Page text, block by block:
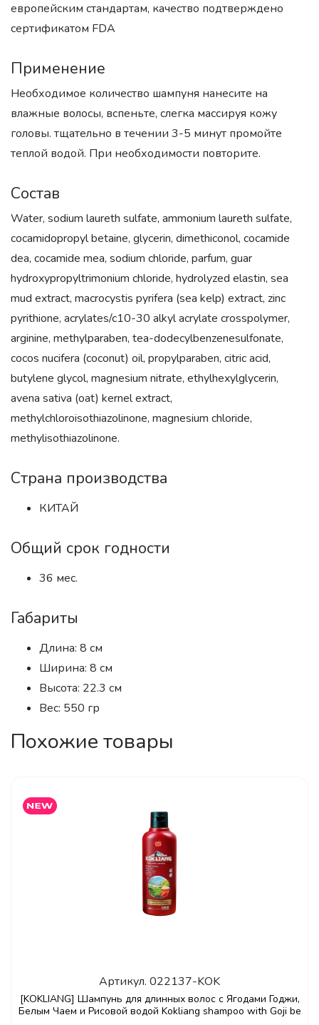
европейским стандартам, качество подтверждено
сертификатом FDА
Применение
Необходимое количество шампуня нанесите на
влажные волосы, вспеньте, слегка массируя кожу
головы. тщательно в течении 3-5 минут промойте
теплой водой. При необходимости повторите.
Состав
Water, sodium laureth sulfate, ammonium laureth sulfate,
cocamidopropyl betaine, glycerin, dimethiconol, cocamide
dea, cocamide mea, sodium chloride, parfum, guar
hydroxypropyltrimonium chloride, hydrolyzed elastin, sea
mud extract, macrocystis pyrifera (sea kelp) extract, zinc
pyrithione, acrylates/c10-30 alkyl acrylate crosspolymer,
arginine, methylparaben, tea-dodecylbenzenesulfonate,
cocos nucifera (coconut) oil, propylparaben, citric acid,
butylene glycol, magnesium nitrate, ethylhexylglycerin,
avena sativa (oat) kernel extract,
methylchloroisothiazolinone, magnesium chloride,
methylisothiazolinone.
Страна производства
КИТАЙ
Общий срок годности
36 мес.
Габариты
Длина: 8 см
Ширина: 8 см
Высота: 22.3 см
Вес: 550 гр
Похожие товары
Артикул. 022137-KOK
[KOKLIANG] Шампунь для длинных волос с Ягодами Годжи,
Белым Чаем и Рисовой водой Kokliang shampoo with Goji be